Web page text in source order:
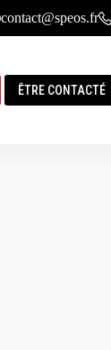
contact@speos.fr
ÊTRE CONTACTÉ